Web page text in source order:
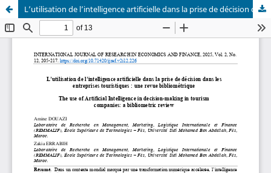
L’utilisation de l’intelligence artificielle dans la prise de décision dans les entreprises touristiques : une revue bibliométrique